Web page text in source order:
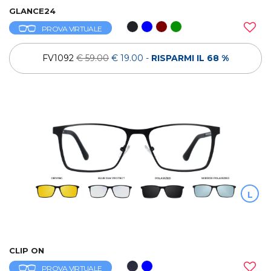
GLANCE24
PROVA VIRTUALE
FV1092 € 59.00 € 19.00 - RISPARMI IL 68 %
L
CLIP ON
PROVA VIRTUALE